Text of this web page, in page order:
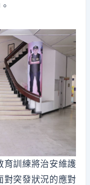
育訓練將治安維護
對突發狀況的應對